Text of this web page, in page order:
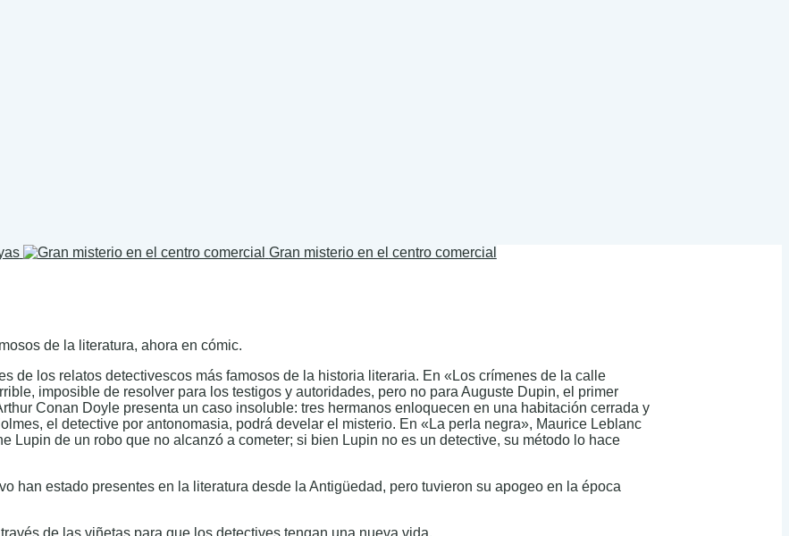
Gran misterio en el centro comercial
de la literatura, ahora en cómic.
de los relatos detectivescos más famosos de la historia literaria. En «Los crímenes de la calle
imposible de resolver para los testigos y autoridades, pero no para Auguste Dupin, el primer
Conan Doyle presenta un caso insoluble: tres hermanos enloquecen en una habitación cerrada y
el detective por antonomasia, podrá develar el misterio. En «La perla negra», Maurice Leblanc
Lupin de un robo que no alcanzó a cometer; si bien Lupin no es un detective, su método lo hace
han estado presentes en la literatura desde la Antigüedad, pero tuvieron su apogeo en la época